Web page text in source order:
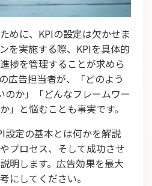
めに、KPIの設定は欠かせま
を実施する際、KPIを具体的
捗を管理することが求めら
広告担当者が、「どのよう
のか」「どんなフレームワー
」と悩むことも事実です。
設定の基本とは何かを解説
プロセス、そして成功させ
明します。広告効果を最大
にしてください。